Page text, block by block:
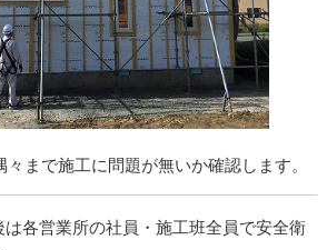
まで施工に問題が無いか確認します。
各営業所の社員・施工班全員で安全衛